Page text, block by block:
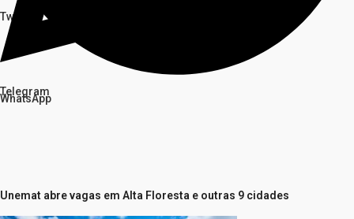
Twitter
WhatsApp
Telegram
Unemat abre vagas em Alta Floresta e outras 9 cidades